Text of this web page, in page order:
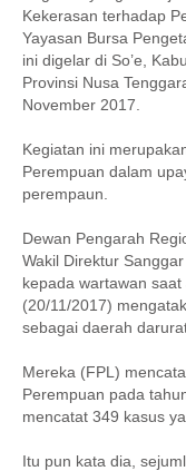
Kekerasan terhadap
Yayasan Bursa
ini digelar di So’e,
Provinsi Nusa
November 2017.
Kegiatan ini
Perempuan dalam
perempaun.
Dewan Pengarah
Wakil Direktur
kepada wartawan
(20/11/2017)
sebagai daerah
Mereka (FPL)
Perempuan pada
mencatat 349 kasus
Itu pun kata dia,